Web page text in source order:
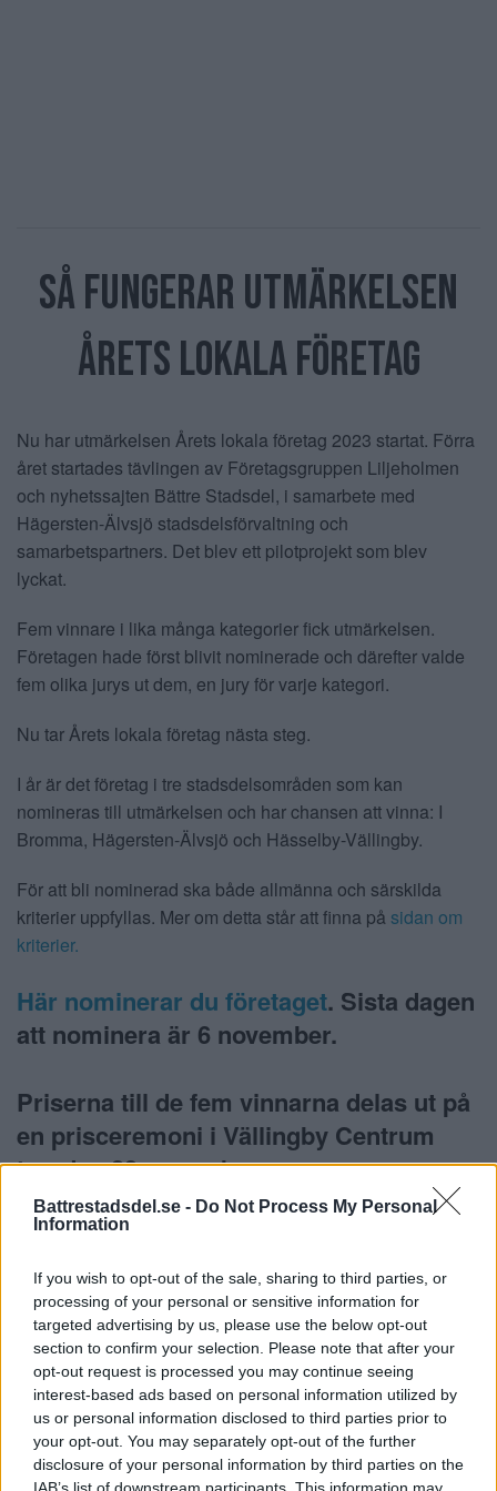
Battrestadsdel.se - Do Not Process My Personal
Information
If you wish to opt-out of the sale, sharing to third parties, or
processing of your personal or sensitive information for
targeted advertising by us, please use the below opt-out
section to confirm your selection. Please note that after your
opt-out request is processed you may continue seeing
interest-based ads based on personal information utilized by
us or personal information disclosed to third parties prior to
your opt-out. You may separately opt-out of the further
disclosure of your personal information by third parties on the
IAB’s list of downstream participants. This information may
Så fungerar utmärkelsen
åretS lokala företag
Nu har utmärkelsen Årets lokala företag 2023 startat. Förra
året startades tävlingen av Företagsgruppen Liljeholmen
och nyhetssajten Bättre Stadsdel, i samarbete med
Hägersten-Älvsjö stadsdelsförvaltning och
samarbetspartners. Det blev ett pilotprojekt som blev
lyckat.
Fem vinnare i lika många kategorier fick utmärkelsen.
Företagen hade först blivit nominerade och därefter valde
fem olika jurys ut dem, en jury för varje kategori.
Nu tar Årets lokala företag nästa steg.
I år är det företag i tre stadsdelsområden som kan
nomineras till utmärkelsen och har chansen att vinna: I
Bromma, Hägersten-Älvsjö och Hässelby-Vällingby.
För att bli nominerad ska både allmänna och särskilda
kriterier uppfyllas. Mer om detta står att finna på sidan om
kriterier.
Här nominerar du företaget. Sista dagen
att nominera är 6 november.
Priserna till de fem vinnarna delas ut på
en prisceremoni i Vällingby Centrum
torsdag 23 november.
Vinnarna i Årets lokala företag 2023 Hässelby-Vällngby
konsultationer, prispengar)
Följ oss på sociala medier